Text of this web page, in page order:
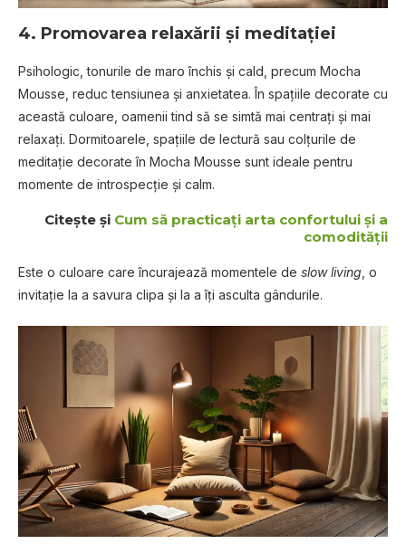
4. Promovarea relaxării și meditației
Psihologic, tonurile de maro închis și cald, precum Mocha
Mousse, reduc tensiunea și anxietatea. În spațiile decorate cu
această culoare, oamenii tind să se simtă mai centrați și mai
relaxați. Dormitoarele, spațiile de lectură sau colțurile de
meditație decorate în Mocha Mousse sunt ideale pentru
momente de introspecție și calm.
Citește și Cum să practicați arta confortului și a
comodității
Este o culoare care încurajează momentele de slow living , o
invitație la a savura clipa și la a îți asculta gândurile.